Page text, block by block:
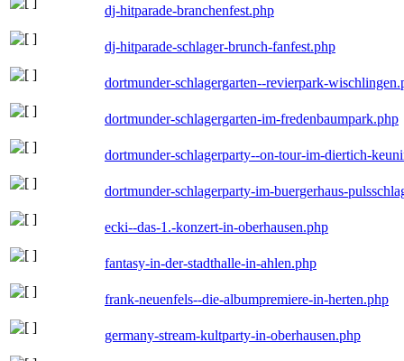
dj-hitparade-branchenfest.php
dj-hitparade-schlager-brunch-fanfest.php
dortmunder-schlagergarten--revierpark-
dortmunder-schlagergarten-im-fredenbaumpark.php
dortmunder-schlagerparty--on-tour-im-diertich-
dortmunder-schlagerparty-im-buergerhaus-
ecki--das-1.-konzert-in-oberhausen.php
fantasy-in-der-stadthalle-in-ahlen.php
frank-neuenfels--die-albumpremiere-in-herten.php
germany-stream-kultparty-in-oberhausen.php